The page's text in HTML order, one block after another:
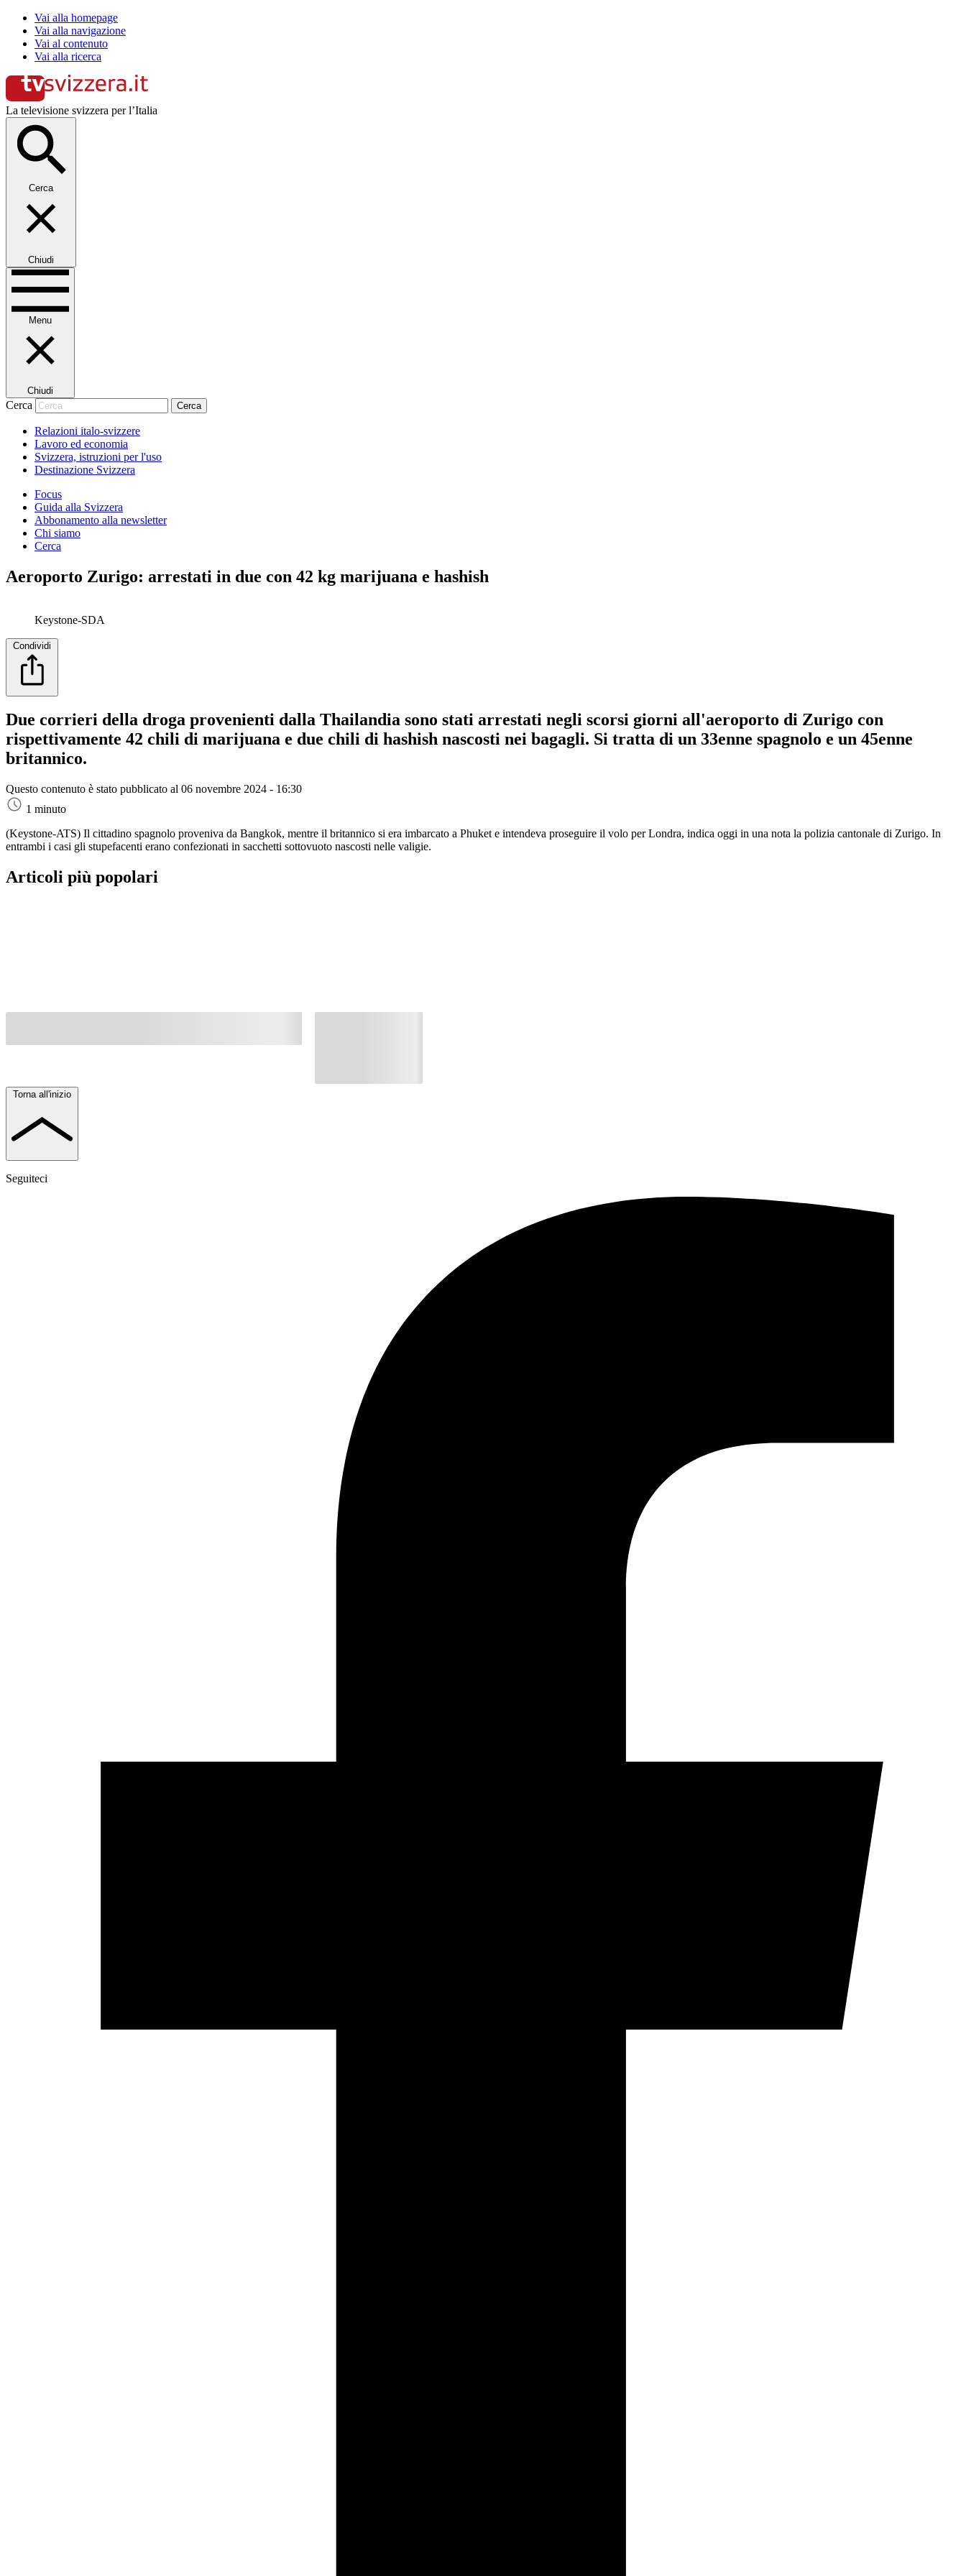
Vai alla homepage
Vai alla navigazione
Vai al contenuto
Vai alla ricerca
La televisione svizzera per l’Italia
Cerca
Chiudi
Menu
Chiudi
Cerca Cerca
Relazioni italo-svizzere
Lavoro ed economia
Svizzera, istruzioni per l'uso
Destinazione Svizzera
Focus
Guida alla Svizzera
Abbonamento alla newsletter
Chi siamo
Cerca
Aeroporto Zurigo: arrestati in due con 42 kg marijuana e hashish
Keystone-SDA
Condividi
Due corrieri della droga provenienti dalla Thailandia sono stati arrestati negli scorsi giorni all'aeroporto di Zurigo con
rispettivamente 42 chili di marijuana e due chili di hashish nascosti nei bagagli. Si tratta di un 33enne spagnolo e un 45enne
britannico.
Questo contenuto è stato pubblicato al 06 novembre 2024 - 16:30
1 minuto
(Keystone-ATS) Il cittadino spagnolo proveniva da Bangkok, mentre il britannico si era imbarcato a Phuket e intendeva proseguire il volo per Londra, indica oggi in una nota la polizia cantonale di Zurigo. In
entrambi i casi gli stupefacenti erano confezionati in sacchetti sottovuoto nascosti nelle valigie.
Articoli più popolari
Torna all'inizio
Seguiteci